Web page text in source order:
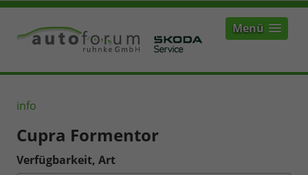
Menü
info
Cupra Formentor
Verfügbarkeit, Art